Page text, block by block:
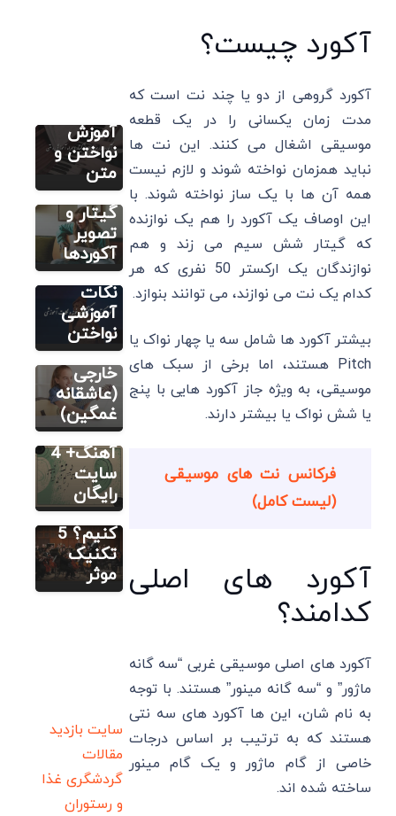
آکورد چیست؟
آکورد گروهی از دو یا چند نت است که
مدت زمان یکسانی را در یک قطعه
موسیقی اشغال می کنند. این نت ها
نباید همزمان نواخته شوند و لازم نیست
همه آن ها با یک ساز نواخته شوند. با
این اوصاف یک آکورد را هم یک نوازنده
که گیتار شش سیم می ‌زند و هم
نوازندگان یک ارکستر 50 نفری که هر
کدام یک نت می ‌نوازند، می توانند بنوازد.
بیشتر آکورد ها شامل سه یا چهار نواک یا
Pitch هستند، اما برخی از سبک‌ های
موسیقی، به ویژه جاز آکورد هایی با پنج
یا شش نواک یا بیشتر دارند.
فرکانس نت های موسیقی
(لیست کامل)
آکورد های اصلی
کدامند؟
آکورد های اصلی موسیقی غربی “سه گانه
ماژور” و “سه گانه مینور” هستند. با توجه
به نام شان، این ها آکورد های سه نتی
هستند که به ترتیب بر اساس درجات
خاصی از گام ماژور و یک گام مینور
ساخته شده اند.
آموزش
نواختن و
متن
گیری
گیتار:
جدول
آکورد های
گیتار و
تصویر
آکوردها
ایروبیک گیتار
آکورد
گیتار منو
گنجشکای
خونه+
نکات
آموزشی
نواختن
سایت آموزش
آهنگسازی و
تنظیم
آکورد
آهنگ
های
معروف
ایرانی و
خارجی
(عاشقانه
غمگین)
سایت آموزش
آهنگسازی و
تنظیم
4 بهترین
برنامه
تشخیص
گام
آهنگ+ 4
سایت
رایگان
مطالب متنوع
دیگر
چگونه یک
قطعه
موسیقی
را حفظ
کنیم؟ 5
تکنیک
موثر
سایت بازدید
مقالات
گردشگری غذا
و رستوران